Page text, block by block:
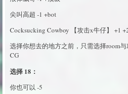
尖叫高超 -1 +bot
Cocksucking Cowboy 【攻击x牛仔】 +1
选择你想去的地方之前，只需选择room
CG
选择 18：
你也可以 -5